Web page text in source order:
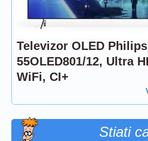
Televizor OLED
55OLED801/12, Ultra
WiFi, CI+
Stiati